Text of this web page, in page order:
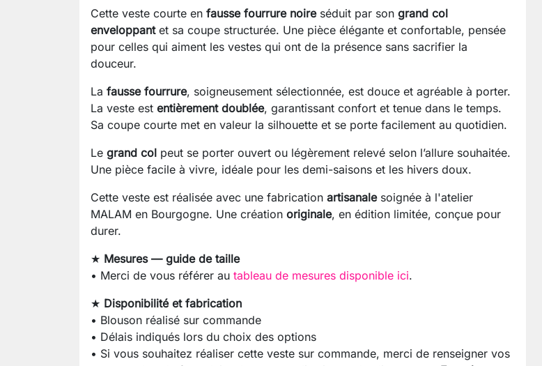
Cette veste courte en fausse fourrure noireséduit par son grand col
enveloppantet sa coupe structurée. Une pièce élégante et confortable, pensée
pour celles qui aiment les vestes qui ont de la présence sans sacrifier la
douceur.
La fausse fourrure, soigneusement sélectionnée, est douce et agréable à porter.
La veste est entièrement doublée, garantissant confort et tenue dans le temps.
Sa coupe courte met en valeur la silhouette et se porte facilement au quotidien.
Le grand col peut se porter ouvert ou légèrement relevé selon l’allure souhaitée.
Une pièce facile à vivre, idéale pour les demi-saisons et les hivers doux.
Cette veste est réalisée avec une fabrication artisanalesoignée à l'atelier
MALAM en Bourgogne. Une création originale, en édition limitée, conçue pour
durer.
★ Mesures — guide de taille
• Merci de vous référer au tableau de mesures disponible ici.
★ Disponibilité et fabrication
• Blouson réalisé sur commande
• Délais indiqués lors du choix des options
• Si vous souhaitez réaliser cette veste sur commande, merci de renseigner vos